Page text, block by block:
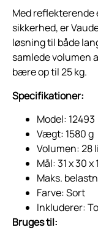
Med
sikkerhed, er
løsning til både
samlede volumen
bære op til 25 kg.
Specifikationer:
Model: 12493
Vægt: 1580 g
Volumen: 28
Mål: 31 x 30 x
Maks.
Farve: Sort
Inkluderer:
Bruges til: